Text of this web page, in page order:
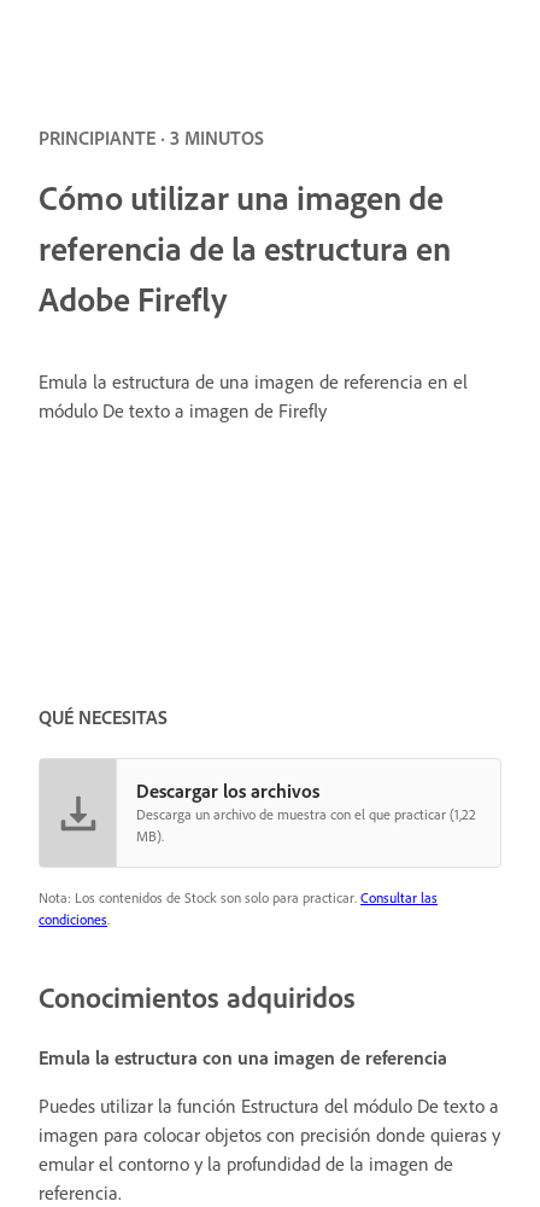
PRINCIPIANTE · 3 MINUTOS
Cómo utilizar una imagen de
referencia de la estructura en
Adobe Firefly
Emula la estructura de una imagen de referencia en el
módulo De texto a imagen de Firefly
QUÉ NECESITAS
Descargar los archivos
Descarga un archivo de muestra con el que practicar (1,22
MB).
Nota: Los contenidos de Stock son solo para practicar. Consultar las
condiciones
Conocimientos adquiridos
Emula la estructura con una imagen de referencia
Puedes utilizar la función Estructura del módulo De texto a
imagen para colocar objetos con precisión donde quieras y
emular el contorno y la profundidad de la imagen de
referencia.